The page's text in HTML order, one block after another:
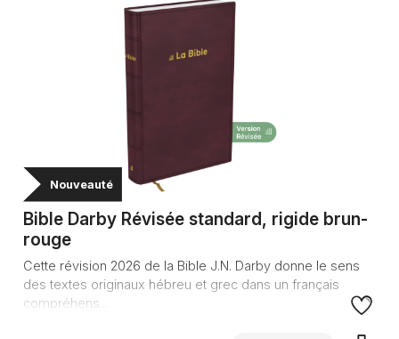
Nouveauté
Bible Darby Révisée standard, rigide brun-
rouge
Cette révision 2026 de la Bible J.N. Darby donne le sens
des textes originaux hébreu et grec dans un français
compréhens...